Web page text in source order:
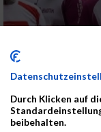
ALBUM B2RUN
Durch Klicken auf
beibehalten.